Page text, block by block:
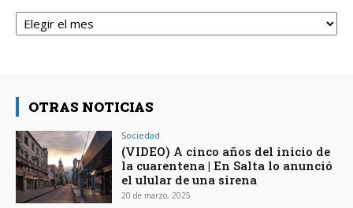
Archivos
OTRAS NOTICIAS
Sociedad
(VIDEO) A cinco años del inicio de
la cuarentena | En Salta lo anunció
el ulular de una sirena
20 de marzo, 2025